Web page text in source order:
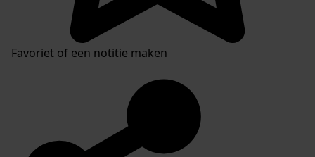
Favoriet of een notitie maken